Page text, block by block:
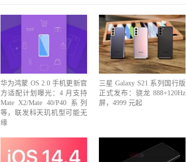
华为鸿蒙 OS 2.0 手机更新官
方适配计划曝光：4 月支持
Mate X2/Mate 40/P40 系列
等，联发科天玑机型可能无
缘
三星 Galaxy S21 系列国行版
正式发布：骁龙 888+120Hz
屏，4999 元起